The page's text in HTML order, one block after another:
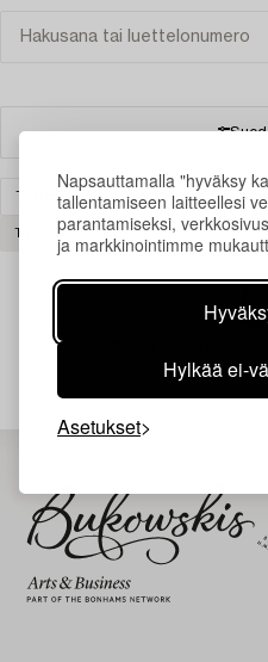
Napsauttamalla "hyväksy
tallentamiseen laitteellesi
parantamiseksi,
ja markkinointimme
Hylkää ei-
Asetukset
TAIDE MODERNI
TYHJENNÄ KAIKKI
Juuri nyt ei löytynyt